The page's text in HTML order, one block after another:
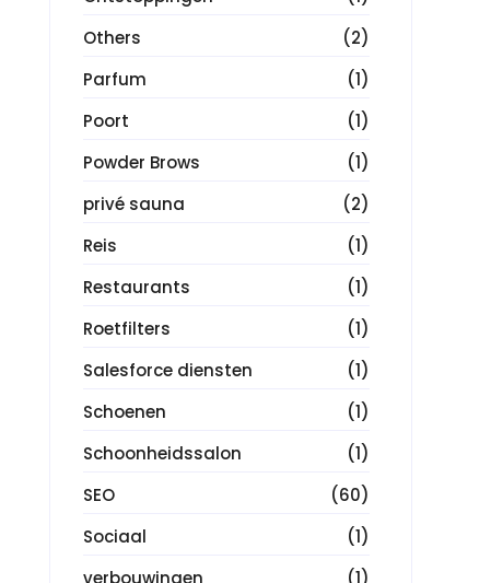
Others
(2)
Parfum
(1)
Poort
(1)
Powder Brows
(1)
privé sauna
(2)
Reis
(1)
Restaurants
(1)
Roetfilters
(1)
Salesforce diensten
(1)
Schoenen
(1)
Schoonheidssalon
(1)
SEO
(60)
Sociaal
(1)
verbouwingen
(1)